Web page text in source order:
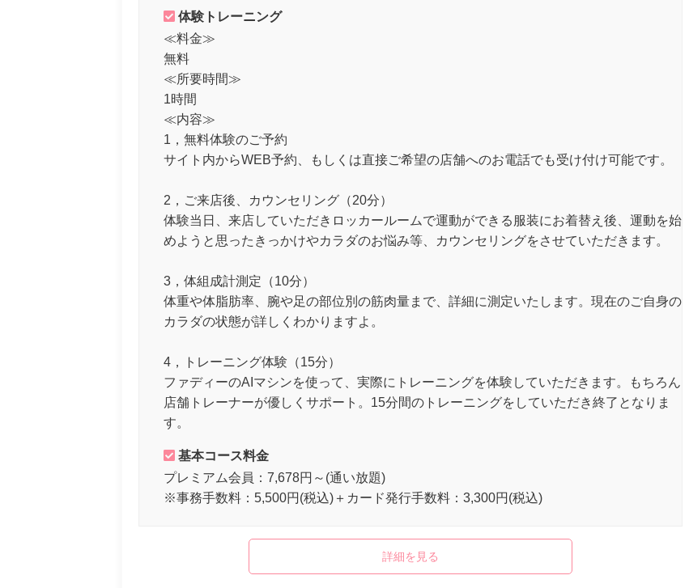
体験トレーニング
≪料金≫
無料
≪所要時間≫
1時間
≪内容≫
1，無料体験のご予約
サイト内からWEB予約、もしくは直接ご希望の店舗へのお電話でも受け付け可能です。
2，ご来店後、カウンセリング（20分）
体験当日、来店していただきロッカールームで運動ができる服装にお着替え後、運動を始
めようと思ったきっかけやカラダのお悩み等、カウンセリングをさせていただきます。
3，体組成計測定（10分）
体重や体脂肪率、腕や足の部位別の筋肉量まで、詳細に測定いたします。現在のご自身の
カラダの状態が詳しくわかりますよ。
4，トレーニング体験（15分）
ファディーのAIマシンを使って、実際にトレーニングを体験していただきます。もちろん
店舗トレーナーが優しくサポート。15分間のトレーニングをしていただき終了となりま
す。
基本コース料金
プレミアム会員：7,678円～(通い放題)
※事務手数料：5,500円(税込)＋カード発行手数料：3,300円(税込)
詳細を見る